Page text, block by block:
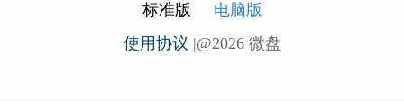
标准版
电脑版
使用协议 |@2026 微盘